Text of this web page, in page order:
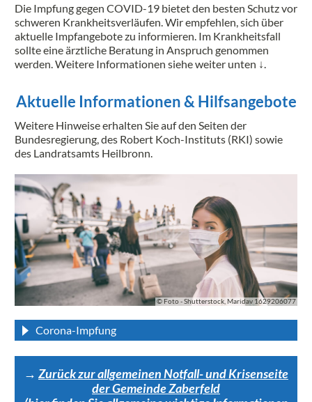
Die Impfung gegen COVID-19 bietet den besten Schutz vor
schweren Krankheitsverläufen. Wir empfehlen, sich über
aktuelle Impfangebote zu informieren. Im Krankheitsfall
sollte eine ärztliche Beratung in Anspruch genommen
werden. Weitere Informationen siehe weiter unten ↓.
Aktuelle Informationen & Hilfsangebote
Weitere Hinweise erhalten Sie auf den Seiten der
Bundesregierung, des Robert Koch-Instituts (RKI) sowie
des Landratsamts Heilbronn.
© Foto - Shutterstock, Maridav 1629206077
Corona-Impfung
→ Zurück zur allgemeinen Notfall- und Krisenseite
der Gemeinde Zaberfeld